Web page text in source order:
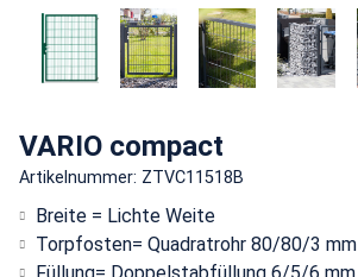
VARIO compact
Artikelnummer: ZTVC11518B
Breite = Lichte Weite
Torpfosten= Quadratrohr 80/80/3 mm